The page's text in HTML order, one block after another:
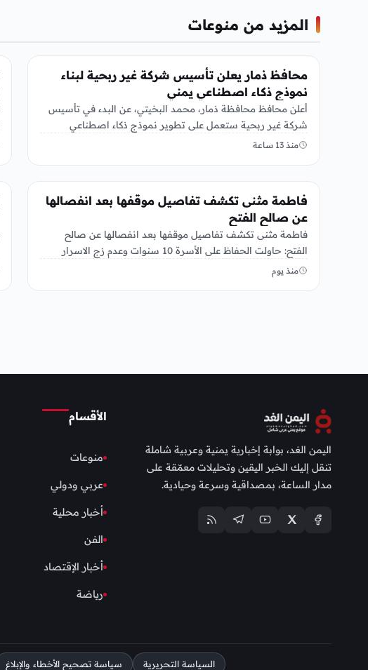
المزيد من منوعات
محافظ ذمار يعلن تأسيس شركة غير ربحية لبناء
نموذج ذكاء اصطناعي يمني
أعلن محافظ محافظة ذمار، محمد البخيتي، عن البدء في تأسيس
شركة غير ربحية ستعمل على تطوير نموذج ذكاء اصطناعي
خاص…
منذ 13 ساعة
فاطمة مثنى تكشف تفاصيل موقفها بعد انفصالها
عن صالح الفتح
فاطمة مثنى تكشف تفاصيل موقفها بعد انفصالها عن صالح
الفتح: حاولت الحفاظ على الأسرة 10 سنوات وعدم زج الاسرار
الأسرية…
منذ يوم
اليمن الغد، بوابة إخبارية يمنية وعربية شاملة
تنقل إليك الخبر اليقين وتحليلات معمّقة على
مدار الساعة، بمصداقية وسرعة وحيادية.
الأقسام
منوعات
عربي ودولي
أخبار محلية
الفن
أخبار الإقتصاد
رياضة
السياسة التحريرية سياسة تصحيح الأخطاء والإبلاغ